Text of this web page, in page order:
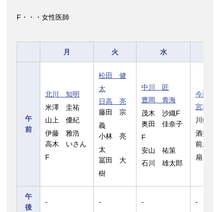
F・・・女性医師
月 火 水
午
前
北川 知明
米澤 圭祐
山上 優紀
伊藤 雅浩
高木 いさん
F
松田 健
太
日高 亮
藤田 宗
義
小林 亮
太
冨田 大
樹
中川 匠
豊岡 青海
茂木 沙織F
奥田 佳奈子
F
安山 祐策
石川 雄太郎
今西
宮本
川端
酒井
前原
扇
午
後
- - - -